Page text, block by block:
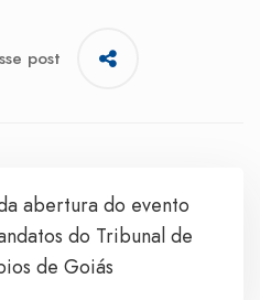
post
abertura do evento
do Tribunal de
de Goiás